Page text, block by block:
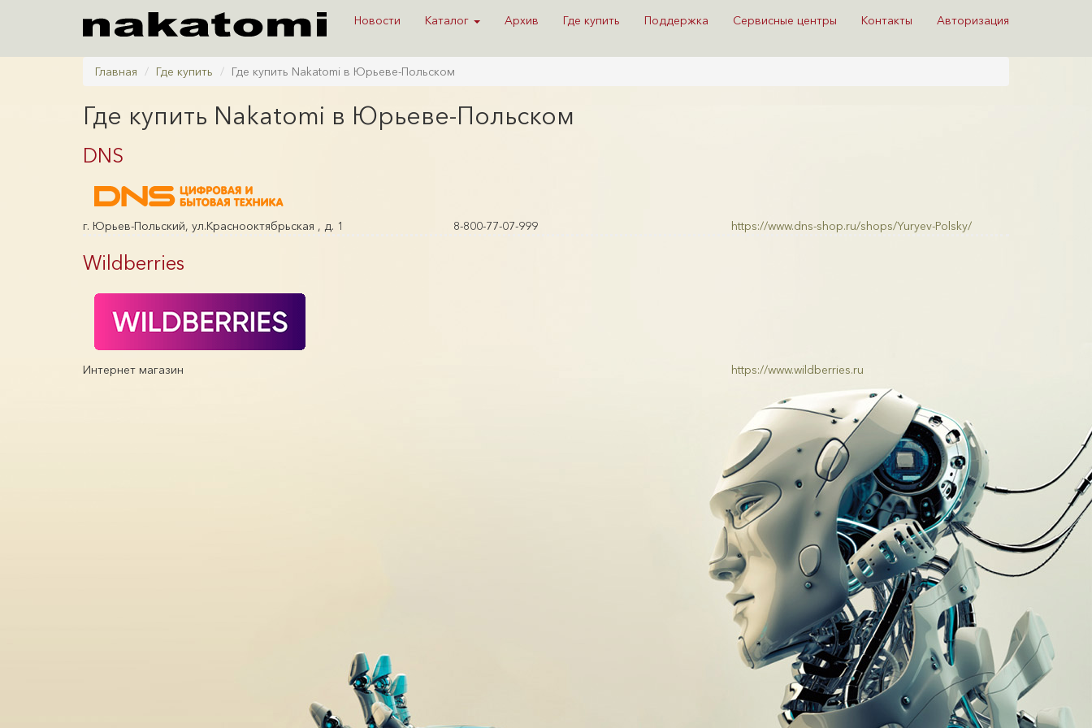
Новости Каталог Архив Где купить Поддержка Сервисные центры Контакты Авторизация
Главная Где купить Где купить Nakatomi в Юрьеве-Польском
Где купить Nakatomi в Юрьеве-Польском
DNS
г. Юрьев-Польский, ул.Краснооктябрьская , д. 1 8-800-77-07-999 https://www.dns-shop.ru/shops/Yuryev-Polsky/
Wildberries
Интернет магазин https://www.wildberries.ru